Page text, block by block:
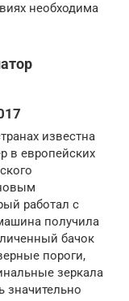
необходима
известна
в европейских
работал с
получила
бачок
пороги,
зеркала
значительно